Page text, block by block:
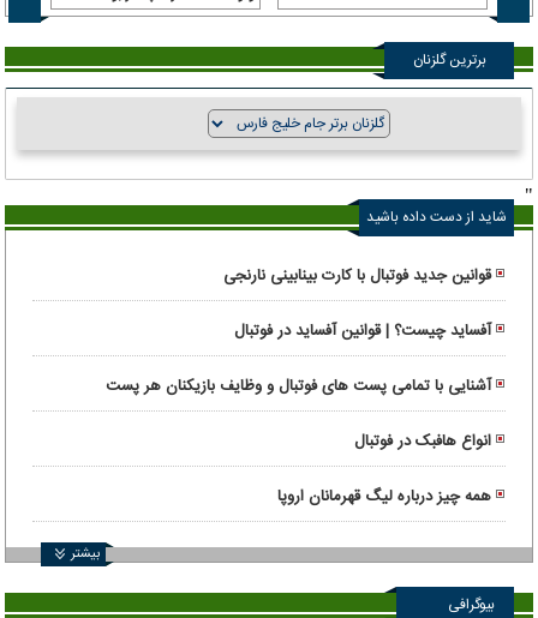
برترین گلزنان
"
شاید از دست داده باشید
قوانین جدید فوتبال با کارت بینابینی نارنجی
آفساید چیست؟ | قوانین آفساید در فوتبال
آشنایی با تمامی پست های فوتبال و وظایف بازیکنان هر پست
انواع هافبک در فوتبال
همه چیز درباره لیگ قهرمانان اروپا
بیشتر
بیوگرافی